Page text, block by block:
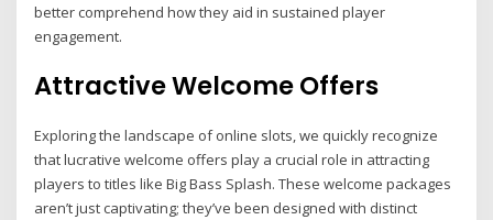
better comprehend how they aid in sustained player
engagement.
Attractive Welcome Offers
Exploring the landscape of online slots, we quickly recognize
that lucrative welcome offers play a crucial role in attracting
players to titles like Big Bass Splash. These welcome packages
aren’t just captivating; they’ve been designed with distinct